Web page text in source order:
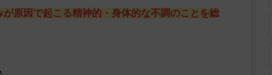
が原因で起こる精神的・身体的な不調のことを総